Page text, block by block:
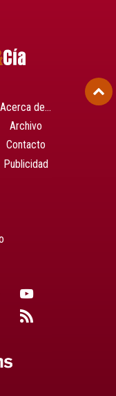
Acerca de…
Archivo
Contacto
Publicidad